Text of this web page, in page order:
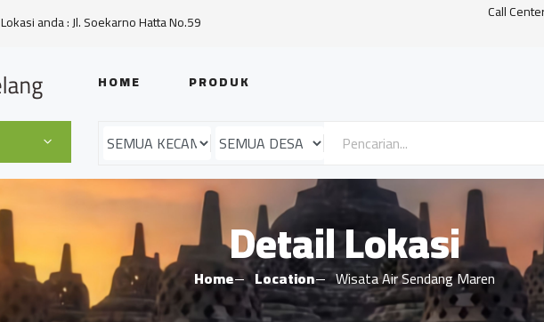
Lokasi anda : Jl. Soekarno Hatta No.59 Call
HOME PRODUK
Detail Lokasi
Home Location Wisata Air Sendang Maren